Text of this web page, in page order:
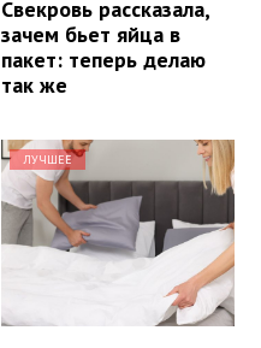
Свекровь рассказала,
зачем бьет яйца в
пакет: теперь делаю
так же
ЛУЧШЕЕ